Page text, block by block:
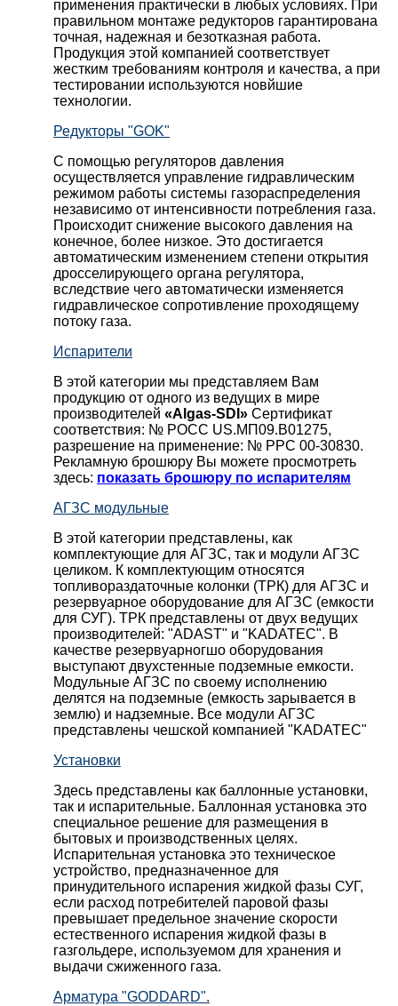
применения практически в любых условиях. При
правильном монтаже редукторов гарантирована
точная, надежная и безотказная работа.
Продукция этой компанией соответствует
жестким требованиям контроля и качества, а при
тестировании используются новйшие
технологии.
Редукторы "GOK"
С помощью регуляторов давления
осуществляется управление гидравлическим
режимом работы системы газораспределения
независимо от интенсивности потребления газа.
Происходит снижение высокого давления на
конечное, более низкое. Это достигается
автоматическим изменением степени открытия
дросселирующего органа регулятора,
вследствие чего автоматически изменяется
гидравлическое сопротивление проходящему
потоку газа.
Испарители
В этой категории мы представляем Вам
продукцию от одного из ведущих в мире
производителей «Algas-SDI» Сертификат
соответствия: № РОСС US.МП09.В01275,
разрешение на применение: № РРС 00-30830.
Рекламную брошюру Вы можете просмотреть
здесь: показать брошюру по испарителям
АГЗС модульные
В этой категории представлены, как
комплектующие для АГЗС, так и модули АГЗС
целиком. К комплектующим относятся
топливораздаточные колонки (ТРК) для АГЗС и
резервуарное оборудование для АГЗС (емкости
для СУГ). ТРК представлены от двух ведущих
производителей: "ADAST" и "KADATEC". В
качестве резервуарногшо оборудования
выступают двухстенные подземные емкости.
Модульные АГЗС по своему исполнению
делятся на подземные (емкость зарывается в
землю) и надземные. Все модули АГЗС
представлены чешской компанией "KADATEC"
Установки
Здесь представлены как баллонные установки,
так и испарительные. Баллонная установка это
специальное решение для размещения в
бытовых и производственных целях.
Испарительная установка это техническое
устройство, предназначенное для
принудительного испарения жидкой фазы СУГ,
если расход потребителей паровой фазы
превышает предельное значение скорости
естественного испарения жидкой фазы в
газгольдере, используемом для хранения и
выдачи сжиженного газа.
Арматура "GODDARD".